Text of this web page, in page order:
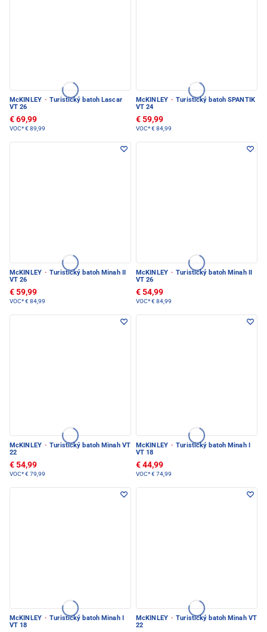
McKINLEY · Turistický batoh Lascar
VT 26
€ 69,99
VOC*€ 89,99
McKINLEY · Turistický batoh SPANTIK
VT 24
€ 59,99
VOC*€ 84,99
McKINLEY · Turistický batoh Minah II
VT 26
€ 59,99
VOC*€ 84,99
McKINLEY · Turistický batoh Minah II
VT 26
€ 54,99
VOC*€ 84,99
McKINLEY · Turistický batoh Minah VT
22
€ 54,99
VOC*€ 79,99
McKINLEY · Turistický batoh Minah I
VT 18
€ 44,99
VOC*€ 74,99
McKINLEY · Turistický batoh Minah I
VT 18
McKINLEY · Turistický batoh Minah VT
22